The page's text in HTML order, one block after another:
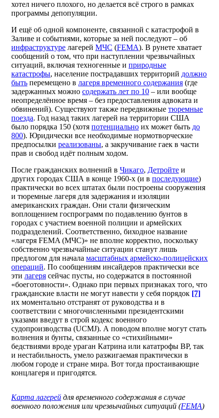
хотел ничего плохого, но делается всё строго в рамках
программы депопуляции.
И ещё об одной компоненте, связанной с катастрофой в
Заливе и событиями, которые за ней последуют – об
инфраструктуре лагерей МЧС (FEMA). В рунете хватает
сообщений о том, что при наступлении чрезвычайных
ситуаций, включая техногенные и природные
катастрофы, население пострадавших территорий должно
быть перемещено в лагеря временного содержания (где
задержанных можно содержать лет по 10 – или вообще
неопределённое время – без предоставления адвоката и
обвинений). Существуют также передвижные тюремные
поезда. Год назад таких лагерей на территории США
было порядка 150 (хотя потенциально их может быть до
800). Юридически все необходимые нормотворческие
предпосылки реализованы, а закручивание гаек в части
прав и свобод идёт полным ходом.
После гражданских волнений в Чикаго, Детройте и
других городах США в конце 1960-х (и в последующие)
практически во всех штатах были построены сооружения
и тюремные лагеря для задержания и изоляции
американских граждан. Они стали физическим
воплощением госпрограмм по подавлению бунтов в
городах с участием военной полиции и армейских
подразделений. Соответственно, биходное название
«лагеря FEMA (МЧС)» не вполне корректно, поскольку
собственно чрезвычайные ситуации станут лишь
предлогом для начала масштабных армейско-полицейских
операций. По сообщениям инсайдеров практически все
эти лагеря сейчас пусты, но содержатся в постоянной
«боеготовности». Однако при первых признаках того, что
гражданские власти не могут навести у себя порядок [7]
их моментально отстранят от руководства и в
соответствии с многочисленными президентскими
указами введут в строй кодекс военного
судопроизводства (UCMJ). А поводом вполне могут стать
волнения и бунты, связанные со «стихийными»
бедствиями вроде ураган Катрина или кататрофы ВР, так
и нестабильность, умело разжигаемая практически в
любом городе и стране мира. Вот тогда простаивающие
концлагеря и пригодятся.
Карта лагерей для временного содержания в случае
военного положения или чрезвычайных ситуаций (FEMA)